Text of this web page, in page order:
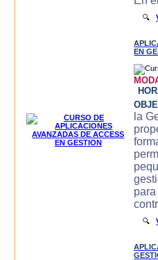
🔍
EN
la
🔍